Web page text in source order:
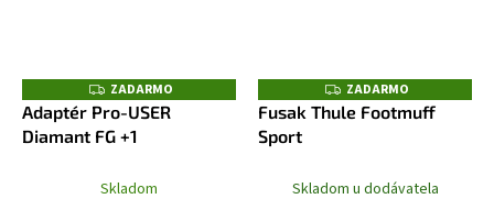
Z
A
D
A
O
ZADARMO
Adaptér Pro-USER
Diamant FG +1
Skladom
Z
A
D
ZADARMO
Fusak Thule Footmuff
Sport
Skladom u dodávatela